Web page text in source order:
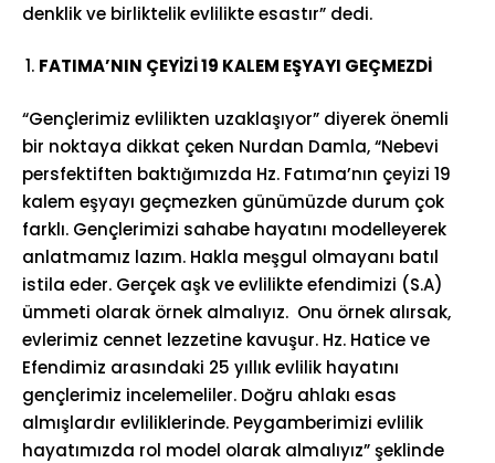
denklik ve birliktelik evlilikte esastır” dedi.
FATIMA’NIN ÇEYİZİ 19 KALEM EŞYAYI GEÇMEZDİ
“Gençlerimiz evlilikten uzaklaşıyor” diyerek önemli
bir noktaya dikkat çeken Nurdan Damla, “Nebevi
persfektiften baktığımızda Hz. Fatıma’nın çeyizi 19
kalem eşyayı geçmezken günümüzde durum çok
farklı. Gençlerimizi sahabe hayatını modelleyerek
anlatmamız lazım. Hakla meşgul olmayanı batıl
istila eder. Gerçek aşk ve evlilikte efendimizi (S.A)
ümmeti olarak örnek almalıyız. Onu örnek alırsak,
evlerimiz cennet lezzetine kavuşur. Hz. Hatice ve
Efendimiz arasındaki 25 yıllık evlilik hayatını
gençlerimiz incelemeliler. Doğru ahlakı esas
almışlardır evliliklerinde. Peygamberimizi evlilik
hayatımızda rol model olarak almalıyız” şeklinde